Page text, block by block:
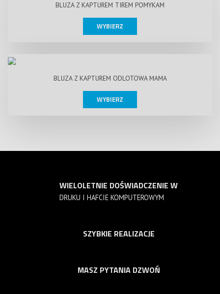
BLUZA Z KAPTUREM TIREM POMYKAM
WYBIERZ
BLUZA Z KAPTUREM ODLOTOWA MAMA
WYBIERZ
WIELOLETNIE DOŚWIADCZENIE W
DRUKU I HAFCIE KOMPUTEROWYM
SZYBKIE REALIZACJE
MASZ PYTANIA DZWOŃ